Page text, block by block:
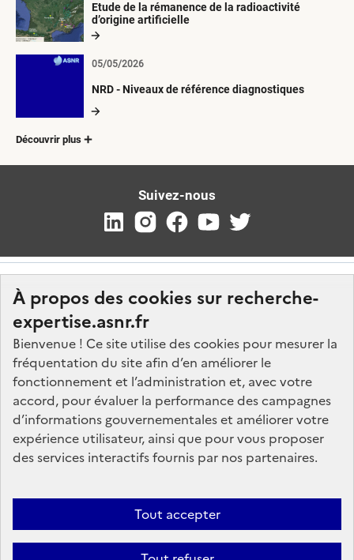
À propos des cookies sur recherche-
expertise.asnr.fr
Bienvenue ! Ce site utilise des cookies pour mesurer la
fréquentation du site afin d’en améliorer le
fonctionnement et l’administration et, avec votre
accord, pour évaluer la performance des campagnes
d’informations gouvernementales et améliorer votre
expérience utilisateur, ainsi que pour vous proposer
des services interactifs fournis par nos partenaires.
Tout accepter
Etude de la rémanence de la radioactivité
d’origine artificielle
NRD - Niveaux de référence diagnostiques
05/05/2026
Découvrir plus
Suivez-nous
Nos marchés
Nos offres d'emploi
FAQ
Glossaire
Plan du site